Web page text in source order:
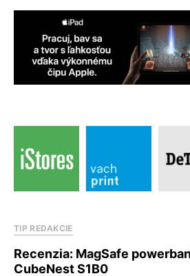
TIP REDAKCIE
Recenzia: MagSafe
CubeNest S1B0